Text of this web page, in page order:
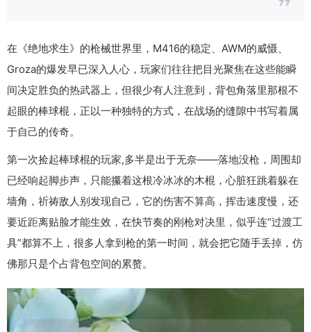
在《绝地求生》的枪械世界里，M416的稳定、AWM的威慑、
Groza的爆发早已深入人心，玩家们往往把目光聚焦在这些能瞬
间决定胜负的热武器上，但很少有人注意到，背包角落里那根不
起眼的棒球棍，正以一种独特的方式，在战场的缝隙中书写着属
于自己的传奇。
第一次捡起棒球棍的玩家,多半是出于无奈——落地没枪，周围却
已经响起脚步声，只能攥着这根冷冰冰的木棍，心脏狂跳着躲在
墙角，祈祷敌人别发现自己，它的伤害不算高，挥击速度慢，还
要近距离贴脸才能生效，在快节奏的刚枪对决里，似乎连“过渡工
具”都算不上，很多人拿到枪的第一时间，就会把它随手丢掉，仿
佛那只是个占背包空间的累赘。